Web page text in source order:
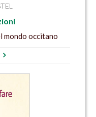
mondo occitano